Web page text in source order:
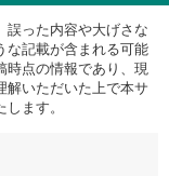
誤った内容や大げさな
な記載が含まれる可能
時点の情報であり、現
解いただいた上で本サ
ます。